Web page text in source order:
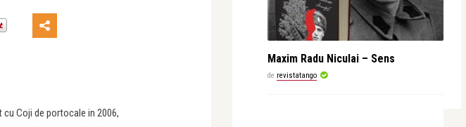
Coji de portocale in 2006,
Maxim Radu Niculai – Sens
de revistatango